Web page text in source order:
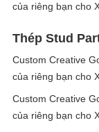
của riêng bạn cho
Thép Stud
Custom Creative
của riêng bạn cho
Custom Creative
của riêng bạn cho